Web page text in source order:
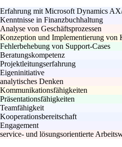
Erfahrung mit Microsoft Dynamics
Kenntnisse in Finanzbuchhaltung
Analyse von Geschäftsprozessen
Konzeption und Implementierung von
Fehlerbehebung von Support-Cases
Beratungskompetenz
Projektleitungserfahrung
Eigeninitiative
analytisches Denken
Kommunikationsfähigkeiten
Präsentationsfähigkeiten
Teamfähigkeit
Kooperationsbereitschaft
Engagement
service- und lösungsorientierte